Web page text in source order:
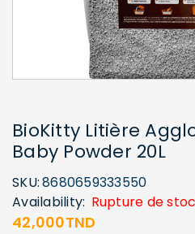
BioKitty Litière
Baby Powder 20L
SKU:8680659333550
Availability: Rupture de
42,000TND